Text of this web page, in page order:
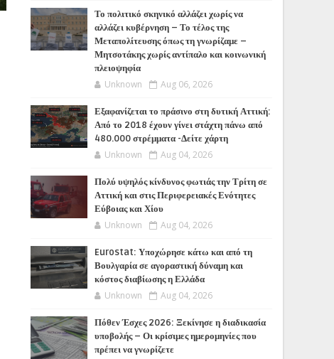
Το πολιτικό σκηνικό αλλάζει χωρίς να
αλλάζει κυβέρνηση – Το τέλος της
Μεταπολίτευσης όπως τη γνωρίζαμε –
Μητσοτάκης χωρίς αντίπαλο και κοινωνική
πλειοψηφία
Unknown Aug 06, 2026
Εξαφανίζεται το πράσινο στη δυτική Αττική:
Από το 2018 έχουν γίνει στάχτη πάνω από
480.000 στρέμματα -Δείτε χάρτη
Unknown Aug 04, 2026
Πολύ υψηλός κίνδυνος φωτιάς την Τρίτη σε
Αττική και στις Περιφερειακές Ενότητες
Εύβοιας και Χίου
Unknown Aug 04, 2026
Eurostat: Υποχώρησε κάτω και από τη
Βουλγαρία σε αγοραστική δύναμη και
κόστος διαβίωσης η Ελλάδα
Unknown Aug 04, 2026
Πόθεν Έσχες 2026: Ξεκίνησε η διαδικασία
υποβολής – Οι κρίσιμες ημερομηνίες που
πρέπει να γνωρίζετε